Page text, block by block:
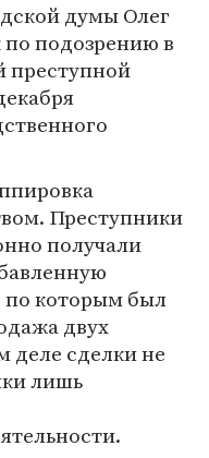
думы Олег
по подозрению в
преступной
Преступники
получали
по которым был
двух
деле сделки не
лишь